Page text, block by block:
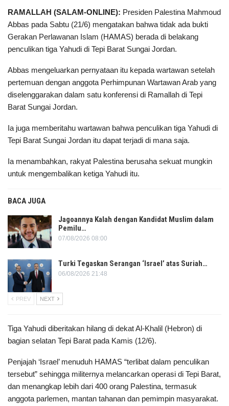
RAMALLAH (SALAM-ONLINE): Presiden Palestina Mahmoud
Abbas pada Sabtu (21/6) mengatakan bahwa tidak ada bukti
Gerakan Perlawanan Islam (HAMAS) berada di belakang
penculikan tiga Yahudi di Tepi Barat Sungai Jordan.
Abbas mengeluarkan pernyataan itu kepada wartawan setelah
pertemuan dengan anggota Perhimpunan Wartawan Arab yang
diselenggarakan dalam satu konferensi di Ramallah di Tepi
Barat Sungai Jordan.
Ia juga memberitahu wartawan bahwa penculikan tiga Yahudi di
Tepi Barat Sungai Jordan itu dapat terjadi di mana saja.
Ia menambahkan, rakyat Palestina berusaha sekuat mungkin
untuk mengembalikan ketiga Yahudi itu.
BACA JUGA
Jagoannya Kalah dengan Kandidat Muslim dalam
Pemilu…
07/08/2026 08:00
Turki Tegaskan Serangan ‘Israel’ atas Suriah…
06/08/2026 21:48
PREV NEXT
Tiga Yahudi diberitakan hilang di dekat Al-Khalil (Hebron) di
bagian selatan Tepi Barat pada Kamis (12/6).
Penjajah ‘Israel’ menuduh HAMAS “terlibat dalam penculikan
tersebut” sehingga militernya melancarkan operasi di Tepi Barat,
dan menangkap lebih dari 400 orang Palestina, termasuk
anggota parlemen, mantan tahanan dan pemimpin masyarakat.